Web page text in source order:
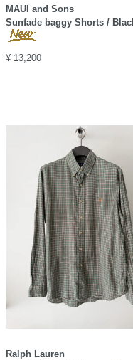
MAUI and Sons
Sunfade baggy Shorts /
¥ 13,200
Ralph Lauren